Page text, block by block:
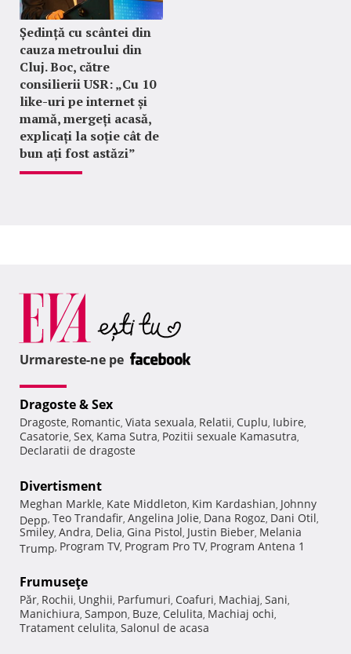
Ședință cu scântei din
cauza metroului din
Cluj. Boc, către
consilierii USR: „Cu 10
like-uri pe internet și
mamă, mergeți acasă,
explicați la soție cât de
bun ați fost astăzi”
Urmareste-ne pe
Dragoste & Sex
Dragoste, Romantic, Viata sexuala, Relatii, Cuplu, Iubire,
Casatorie, Sex, Kama Sutra, Pozitii sexuale Kamasutra,
Declaratii de dragoste
Divertisment
Meghan Markle, Kate Middleton, Kim Kardashian, Johnny
Depp, Teo Trandafir, Angelina Jolie, Dana Rogoz, Dani Otil,
Smiley, Andra, Delia, Gina Pistol, Justin Bieber, Melania
Trump, Program TV, Program Pro TV, Program Antena 1
Frumuseţe
Păr, Rochii, Unghii, Parfumuri, Coafuri, Machiaj, Sani,
Manichiura, Sampon, Buze, Celulita, Machiaj ochi,
Tratament celulita, Salonul de acasa